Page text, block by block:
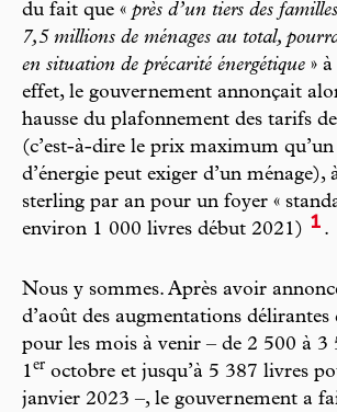
du fait que « près d’un tiers des
7,5 millions de ménages au total,
en situation de précarité énergétique »
effet, le gouvernement annonçait
hausse du plafonnement des tarifs
(c’est-à-dire le prix maximum
d’énergie peut exiger d’un ménage),
sterling par an pour un foyer «
environ 1 000 livres début 2021) 1 .
Nous y sommes. Après avoir
d’août des augmentations délirantes
pour les mois à venir – de 2 500 à 3
1er octobre et jusqu’à 5 387 livres
janvier 2023 –, le gouvernement a